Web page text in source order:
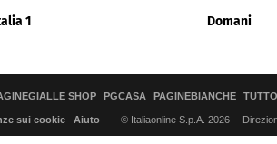
1 Domani
SHOP PGCASA PAGINEBIANCHE
sui cookie Aiuto © Italiaonline S.p.A. 2026